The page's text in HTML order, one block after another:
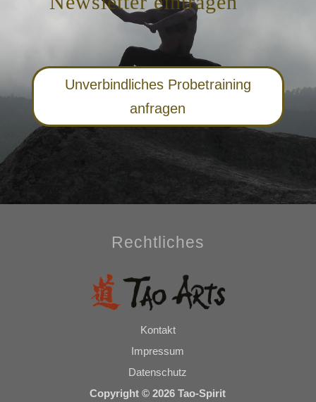
Unverbindliches Probetraining
anfragen
Rechtliches
Kontakt
Impressum
Datenschutz
Copyright © 2026 Tao-Spirit